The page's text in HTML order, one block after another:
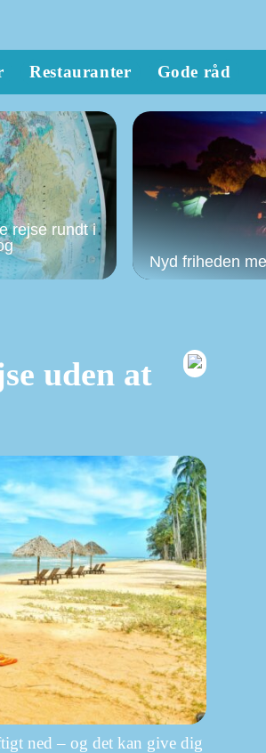
Restauranter Gode råd
rejse rundt i
Nyd friheden
uden at
ned – og det kan give dig